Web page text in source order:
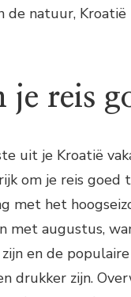
de natuur,
je reis
uit je Kroatië
om je reis goed
met het
met augustus,
en de populaire
drukker zijn.